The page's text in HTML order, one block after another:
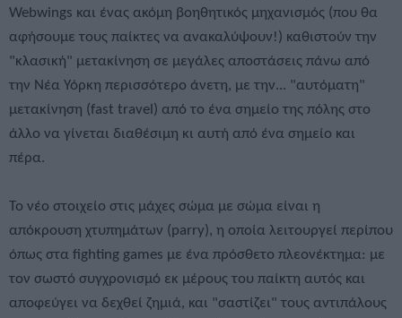
Webwings και ένας ακόμη βοηθητικός μηχανισμός (που θα
αφήσουμε τους παίκτες να ανακαλύψουν!) καθιστούν την
"κλασική" μετακίνηση σε μεγάλες αποστάσεις πάνω από
την Νέα Υόρκη περισσότερο άνετη, με την... "αυτόματη"
μετακίνηση (fast travel) από το ένα σημείο της πόλης στο
άλλο να γίνεται διαθέσιμη κι αυτή από ένα σημείο και
πέρα.
Το νέο στοιχείο στις μάχες σώμα με σώμα είναι η
απόκρουση χτυπημάτων (parry), η οποία λειτουργεί περίπου
όπως στα fighting games με ένα πρόσθετο πλεονέκτημα: με
τον σωστό συγχρονισμό εκ μέρους του παίκτη αυτός και
αποφεύγει να δεχθεί ζημιά, και "σαστίζει" τους αντιπάλους